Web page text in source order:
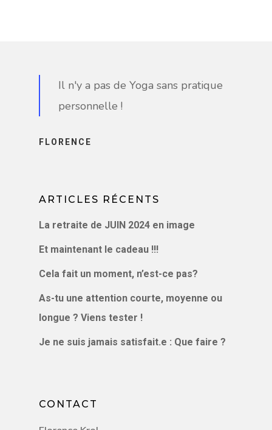
Il n'y a pas de Yoga sans pratique
personnelle !
FLORENCE
ARTICLES RÉCENTS
La retraite de JUIN 2024 en image
Et maintenant le cadeau !!!
Cela fait un moment, n’est-ce pas?
As-tu une attention courte, moyenne ou
longue ? Viens tester !
Je ne suis jamais satisfait.e : Que faire ?
CONTACT
STUDIO DE
LE BLOG
VIDÉOS
PODCAST
CONTACT